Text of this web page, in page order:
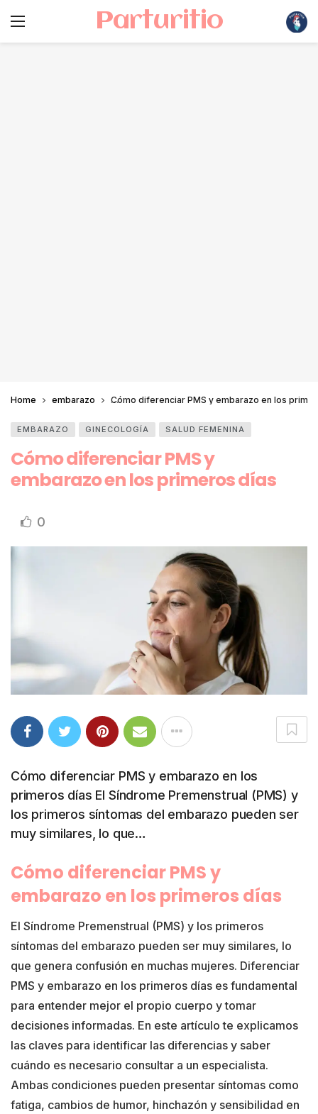
Parturitio
Home embarazo Cómo diferenciar PMS y embarazo en los
EMBARAZO GINECOLOGÍA SALUD FEMENINA
Cómo diferenciar PMS y
embarazo en los primeros días
0
Cómo diferenciar PMS y embarazo en los
primeros días El Síndrome Premenstrual (PMS) y
los primeros síntomas del embarazo pueden ser
muy similares, lo que…
Cómo diferenciar PMS y
embarazo en los primeros días
El Síndrome Premenstrual (PMS) y los primeros
síntomas del embarazo pueden ser muy similares, lo
que genera confusión en muchas mujeres. Diferenciar
PMS y embarazo en los primeros días es fundamental
para entender mejor el propio cuerpo y tomar
decisiones informadas. En este artículo te explicamos
las claves para identificar las diferencias y saber
cuándo es necesario consultar a un especialista.
Ambas condiciones pueden presentar síntomas como
fatiga, cambios de humor, hinchazón y sensibilidad en